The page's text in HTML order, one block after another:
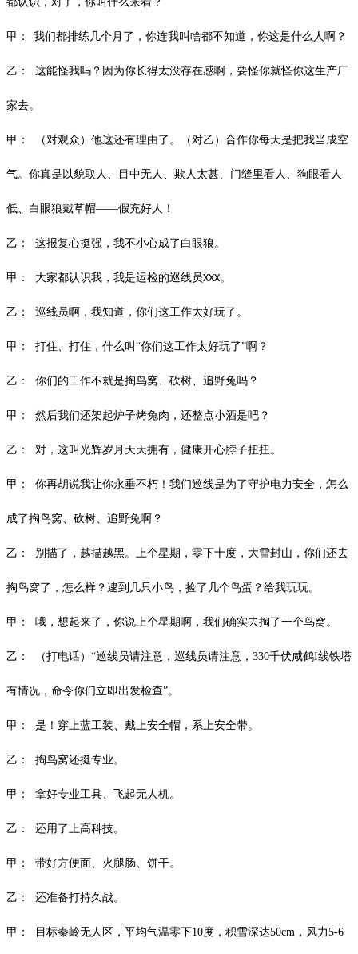
甲 ： 我们都排练几个月了 ，你连我叫啥都不知道 ，你这是什么人啊？
乙： 这能怪我吗？因为你长得太没存在感啊，要怪你就怪你这生产厂
家去。
甲： （对观众）他这还有理由了。（对乙）合作你每天是把我当成空
气。你真是以貌取人、目中无人、欺人太甚、门缝里看人、狗眼看人
低、白眼狼戴草帽——假充好人！
乙： 这报复心挺强，我不小心成了白眼狼。
甲： 大家都认识我，我是运检的巡线员XXX。
乙： 巡线员啊，我知道，你们这工作太好玩了。
甲： 打住、打住，什么叫 “你们这工作太好玩了”啊？
乙： 你们的工作不就是掏鸟窝、砍树、追野兔吗？
甲： 然后我们还架起炉子烤兔肉，还整点小酒是吧？
乙： 对，这叫光辉岁月天天拥有，健康开心脖子扭扭。
甲： 你再胡说我让你永垂不朽！我们巡线是为了守护电力安全，怎么
成了掏鸟窝、砍树、追野兔啊？
乙： 别描了，越描越黑。上个星期，零下十度，大雪封山，你们还去
掏鸟窝了，怎么样？逮到几只小鸟，捡了几个鸟蛋？给我玩玩。
甲： 哦，想起来了，你说上个星期啊，我们确实去掏了一个鸟窝。
乙： （打电话）“巡线员请注意，巡线员请注意，330千伏咸鹤I线铁塔
有情况，命令你们立即出发检查”。
甲： 是！穿上蓝工装、戴上安全帽，系上安全带。
乙： 掏鸟窝还挺专业。
甲： 拿好专业工具、飞起无人机。
乙： 还用了上高科技。
甲： 带好方便面、火腿肠、饼干。
乙： 还准备打持久战。
甲： 目标秦岭无人区，平均气温零下10度，积雪深达50cm，风力5-6